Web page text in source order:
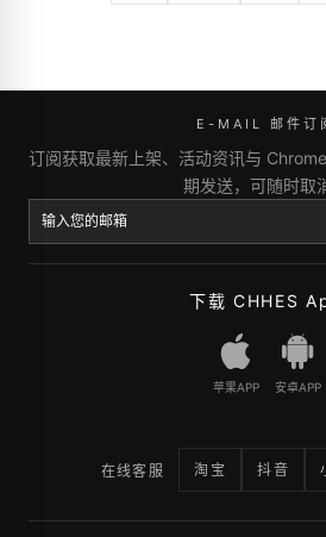
E-MAIL 邮件订
订阅获取最新上架、活动资讯与
期发送，可随时取
下载 CHHES
苹果APP 安卓APP
在线客服 淘宝 抖音